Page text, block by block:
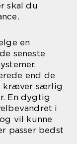
skal du
en
seneste
end de
kræver særlig
En dygtig
i
vil kunne
passer bedst